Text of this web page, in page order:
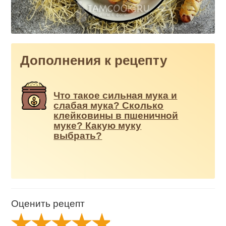
Дополнения к рецепту
Что такое сильная мука и
слабая мука? Сколько
клейковины в пшеничной
муке? Какую муку
выбрать?
Оценить рецепт